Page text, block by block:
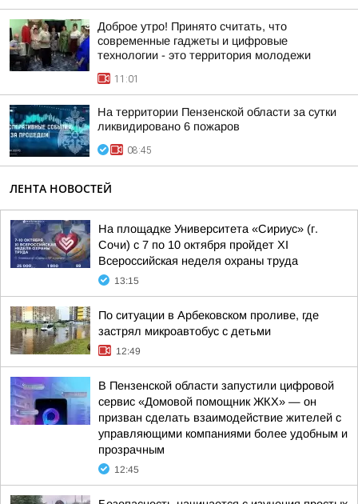
Доброе утро! Принято считать, что
современные гаджеты и цифровые
технологии - это территория молодежи
11:01
На территории Пензенской области за сутки
ликвидировано 6 пожаров
08:45
ЛЕНТА НОВОСТЕЙ
На площадке Университета «Сириус» (г.
Сочи) с 7 по 10 октября пройдет XI
Всероссийская неделя охраны труда
13:15
По ситуации в Арбековском проливе, где
застрял микроавтобус с детьми
12:49
В Пензенской области запустили цифровой
сервис «Домовой помощник ЖКХ» — он
призван сделать взаимодействие жителей с
управляющими компаниями более удобным и
прозрачным
12:45